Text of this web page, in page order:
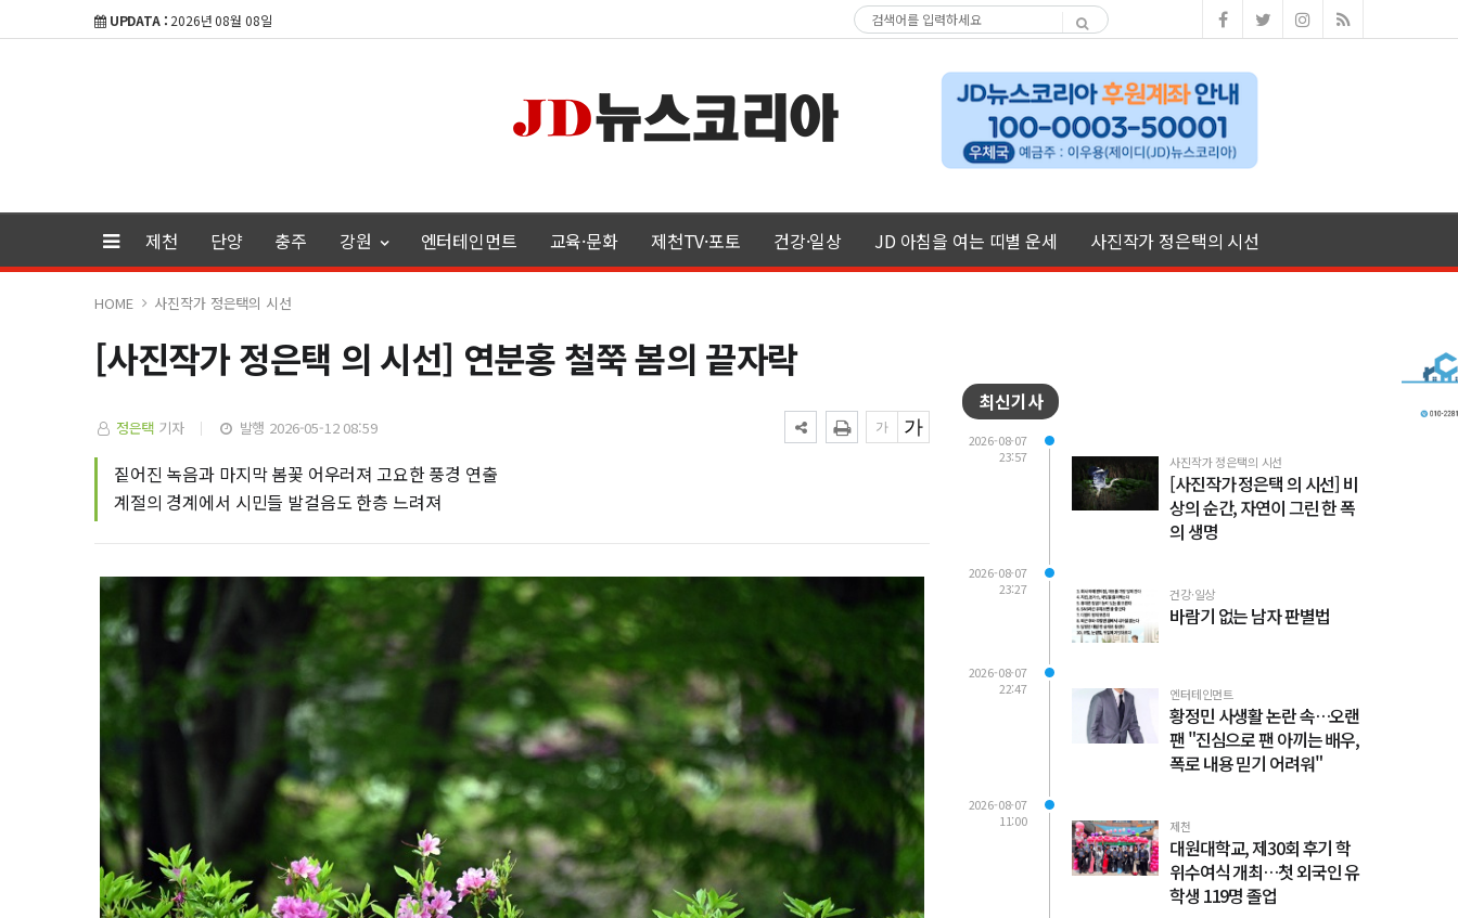
UPDATA : 2026년 08월 08일
제천 단양 충주 강원 엔터테인먼트 교육·문화 제천TV·포토 건강·일상 JD 아침을 여는 띠별 운세 사진작가 정은택의 시선
HOME 사진작가 정은택의 시선
[사진작가 정은택 의 시선] 연분홍 철쭉 봄의 끝자락
정은택 기자 발행 2026-05-12 08:59
짙어진 녹음과 마지막 봄꽃 어우러져 고요한 풍경 연출
계절의 경계에서 시민들 발걸음도 한층 느려져
최신기사
2026-08-07
23:57
사진작가 정은택의 시선
[사진작가 정은택 의 시선] 비
상의 순간, 자연이 그린 한 폭
의 생명
2026-08-07
23:27
건강·일상
바람기 없는 남자 판별법
2026-08-07
22:47
엔터테인먼트
황정민 사생활 논란 속…오랜
팬 "진심으로 팬 아끼는 배우,
폭로 내용 믿기 어려워"
2026-08-07
11:00
제천
대원대학교, 제30회 후기 학
위수여식 개최…첫 외국인 유
학생 119명 졸업